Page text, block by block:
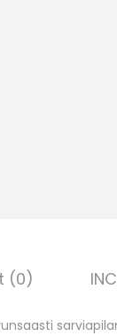
(0)